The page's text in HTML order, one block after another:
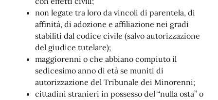
non legate tra loro da vincoli di parentela, di
affinità, di adozione e affiliazione nei gradi
stabiliti dal codice civile (salvo autorizzazione
del giudice tutelare);
maggiorenni o che abbiano compiuto il
sedicesimo anno di età se muniti di
autorizzazione del Tribunale dei Minorenni;
cittadini stranieri in possesso del “nulla osta” o